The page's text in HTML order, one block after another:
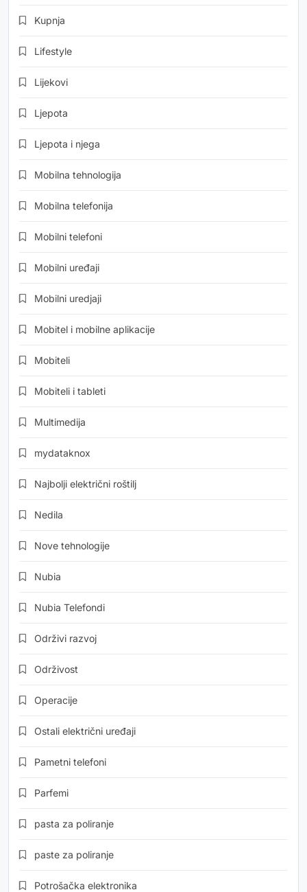
Kupnja
Lifestyle
Lijekovi
Ljepota
Ljepota i njega
Mobilna tehnologija
Mobilna telefonija
Mobilni telefoni
Mobilni uređaji
Mobilni uredjaji
Mobitel i mobilne aplikacije
Mobiteli
Mobiteli i tableti
Multimedija
mydataknox
Najbolji električni roštilj
Nedila
Nove tehnologije
Nubia
Nubia Telefondi
Održivi razvoj
Održivost
Operacije
Ostali električni uređaji
Pametni telefoni
Parfemi
pasta za poliranje
paste za poliranje
Potrošačka elektronika